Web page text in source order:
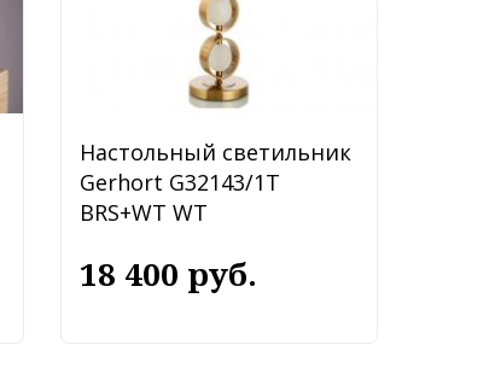
Настольный светильник
Gerhort G32143/1T
BRS+WT WT
18 400 руб.